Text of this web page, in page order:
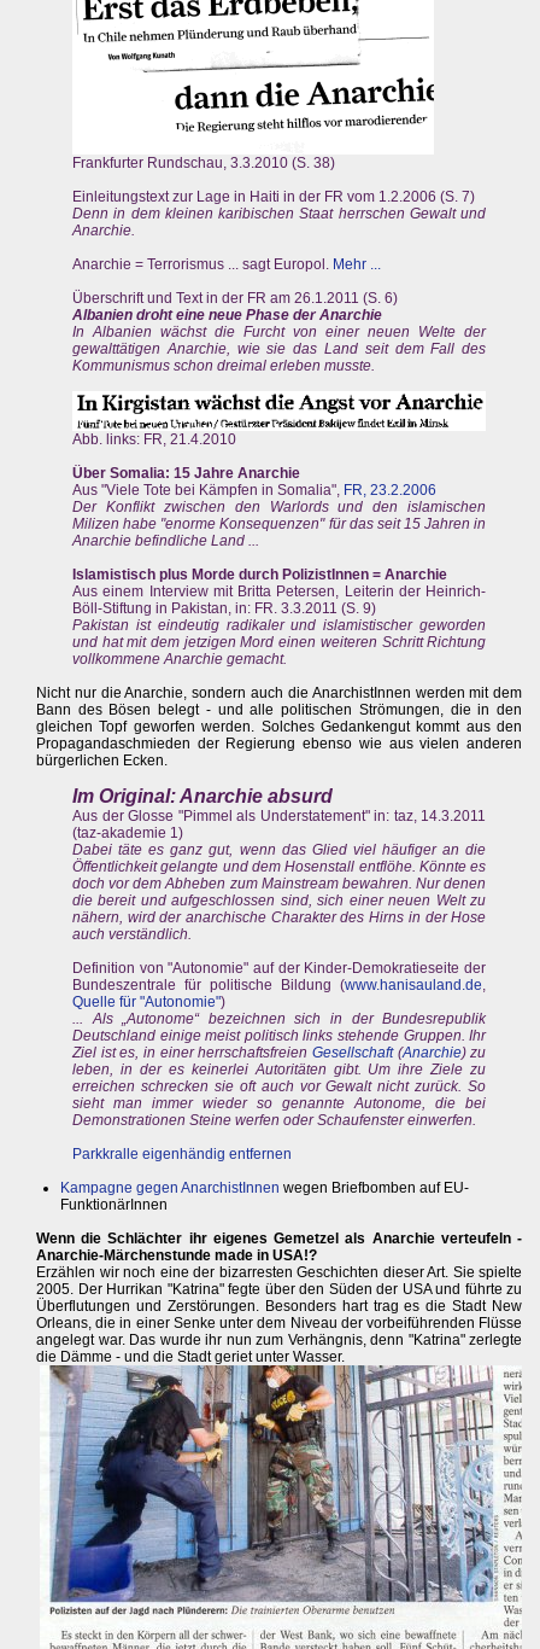
Frankfurter Rundschau, 3.3.2010 (S. 38)
Einleitungstext zur Lage in Haiti in der FR vom 1.2.2006 (S. 7)
Denn in dem kleinen karibischen Staat herrschen Gewalt und
Anarchie.
Anarchie = Terrorismus ... sagt Europol. Mehr ...
Überschrift und Text in der FR am 26.1.2011 (S. 6)
Albanien droht eine neue Phase der Anarchie
In Albanien wächst die Furcht von einer neuen Welte der
gewalttätigen Anarchie, wie sie das Land seit dem Fall des
Kommunismus schon dreimal erleben musste.
Abb. links: FR, 21.4.2010
Über Somalia: 15 Jahre Anarchie
Aus "Viele Tote bei Kämpfen in Somalia", FR, 23.2.2006
Der Konflikt zwischen den Warlords und den islamischen
Milizen habe "enorme Konsequenzen" für das seit 15 Jahren in
Anarchie befindliche Land ...
Islamistisch plus Morde durch PolizistInnen = Anarchie
Aus einem Interview mit Britta Petersen, Leiterin der Heinrich-
Böll-Stiftung in Pakistan, in: FR. 3.3.2011 (S. 9)
Pakistan ist eindeutig radikaler und islamistischer geworden
und hat mit dem jetzigen Mord einen weiteren Schritt Richtung
vollkommene Anarchie gemacht.
Nicht nur die Anarchie, sondern auch die AnarchistInnen werden mit dem
Bann des Bösen belegt - und alle politischen Strömungen, die in den
gleichen Topf geworfen werden. Solches Gedankengut kommt aus den
Propagandaschmieden der Regierung ebenso wie aus vielen anderen
bürgerlichen Ecken.
Im Original: Anarchie absurd
Aus der Glosse "Pimmel als Understatement" in: taz, 14.3.2011
(taz-akademie 1)
Dabei täte es ganz gut, wenn das Glied viel häufiger an die
Öffentlichkeit gelangte und dem Hosenstall entflöhe. Könnte es
doch vor dem Abheben zum Mainstream bewahren. Nur denen
die bereit und aufgeschlossen sind, sich einer neuen Welt zu
nähern, wird der anarchische Charakter des Hirns in der Hose
auch verständlich.
Definition von "Autonomie" auf der Kinder-Demokratieseite der
Bundeszentrale für politische Bildung (www.hanisauland.de,
Quelle für "Autonomie")
... Als „Autonome“ bezeichnen sich in der Bundesrepublik
Deutschland einige meist politisch links stehende Gruppen. Ihr
Ziel ist es, in einer herrschaftsfreien Gesellschaft(Anarchie) zu
leben, in der es keinerlei Autoritäten gibt. Um ihre Ziele zu
erreichen schrecken sie oft auch vor Gewalt nicht zurück. So
sieht man immer wieder so genannte Autonome, die bei
Demonstrationen Steine werfen oder Schaufenster einwerfen.
Parkkralle eigenhändig entfernen
Kampagne gegen AnarchistInnen wegen Briefbomben auf EU-
FunktionärInnen
Wenn die Schlächter ihr eigenes Gemetzel als Anarchie verteufeln -
Anarchie-Märchenstunde made in USA!?
Erzählen wir noch eine der bizarresten Geschichten dieser Art. Sie spielte
2005. Der Hurrikan "Katrina" fegte über den Süden der USA und führte zu
Überflutungen und Zerstörungen. Besonders hart trag es die Stadt New
Orleans, die in einer Senke unter dem Niveau der vorbeiführenden Flüsse
angelegt war. Das wurde ihr nun zum Verhängnis, denn "Katrina" zerlegte
die Dämme - und die Stadt geriet unter Wasser.